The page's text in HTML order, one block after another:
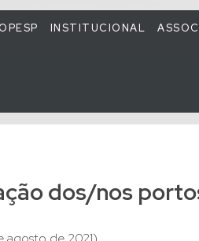
INSTITUCIONAL
dos/nos